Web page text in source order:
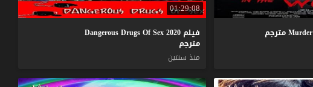
Murderمترجم
01:29:08
فيلم Dangerous Drugs Of Sex 2020
مترجم
منذ سنتين